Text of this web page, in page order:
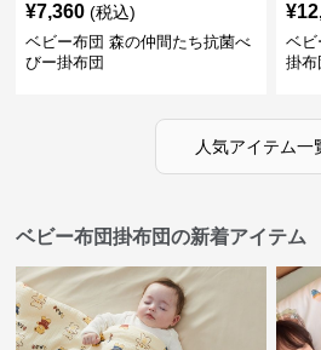
¥7,360 (税込)
ベビー布団 森の仲間たち抗菌べ
びー掛布団
¥
ベビ
掛布
人気アイテム一
ベビー布団掛布団の新着アイテム